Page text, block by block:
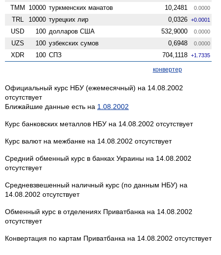
TMM 10000 туркменских манатов 10,2481 0.0000
TRL 10000 турецких лир 0,0326 +0.0001
USD 100 долларов США 532,9000 0.0000
UZS 100 узбекских сумов 0,6948 0.0000
XDR 100 СПЗ 704,1118 +1.7335
конвертер
Официальный курс НБУ (ежемесячный) на 14.08.2002
отсутствует
Ближайшие данные есть на 1.08.2002
Курс банковских металлов НБУ на 14.08.2002 отсутствует
Курс валют на межбанке на 14.08.2002 отсутствует
Средний обменный курс в банках Украины на 14.08.2002
отсутствует
Средневзвешенный наличный курс (по данным НБУ) на
14.08.2002 отсутствует
Обменный курс в отделениях Приватбанка на 14.08.2002
отсутствует
Конвертация по картам Приватбанка на 14.08.2002 отсутствует